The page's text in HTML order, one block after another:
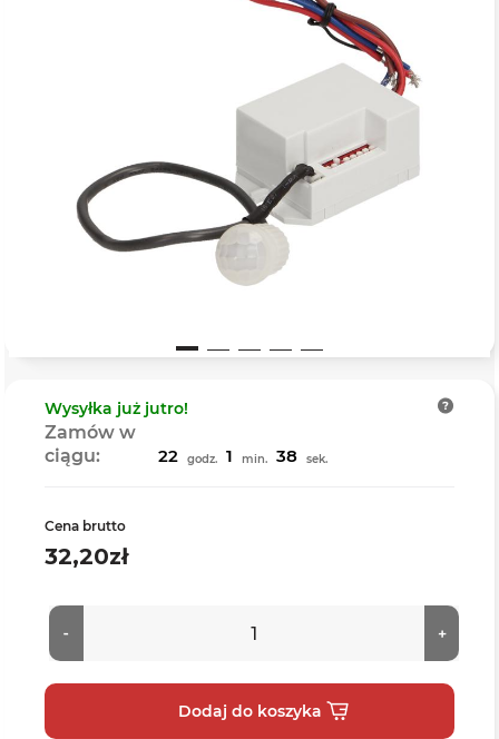
Wysyłka już jutro!
Zamów w
ciągu:
22 godz. 1 min. 38 sek.
Cena brutto
32,20zł